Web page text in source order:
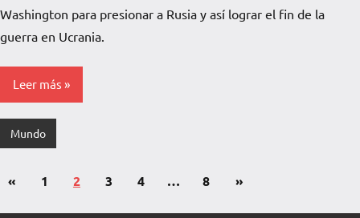
Washington para presionar a Rusia y así lograr el fin de la
guerra en Ucrania.
Leer más
Mundo
« 1 2 3 4 … 8 »